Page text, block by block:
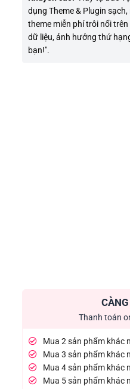
dụng Theme & Plugin
theme miễn phí trôi nổi
dữ liệu, ảnh hưởng thứ
bạn!".
Thanh toán
Mua 2 sản phẩm khác
Mua 3 sản phẩm khác
Mua 4 sản phẩm khác
Mua 5 sản phẩm khác